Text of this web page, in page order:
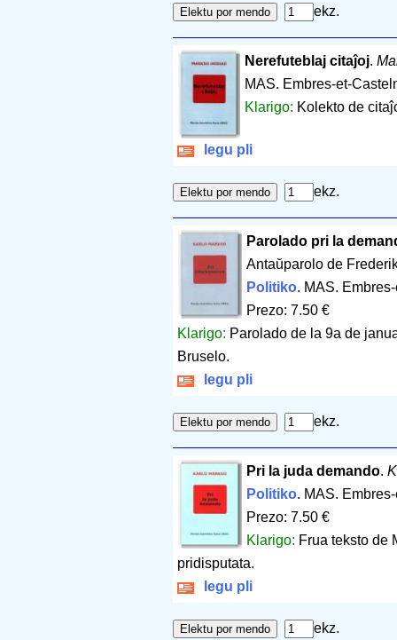
ekz.
Nerefuteblaj citaĵoj.
MAS. Embres-et-
Klarigo: Kolekto de
legu pli
ekz.
Parolado pri la
Antaŭparolo de
Politiko. MAS.
Prezo: 7.50 €
Klarigo: Parolado de la 9a de
Bruselo.
legu pli
ekz.
Pri la juda demando.
Politiko. MAS.
Prezo: 7.50 €
Klarigo: Frua teksto de
pridisputata.
legu pli
ekz.